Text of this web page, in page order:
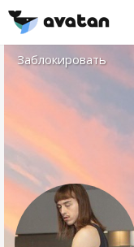
Заблокировать